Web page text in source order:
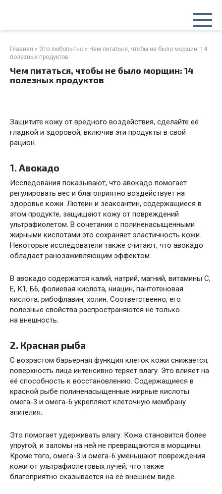
Главная » Это любопытно » Чем питаться, чтобы не было морщин: 14
полезных продуктов
Чем питаться, чтобы не было морщин: 14
полезных продуктов
Защитите кожу от вредного воздействия, сделайте её
гладкой и здоровой, включив эти продукты в свой
рацион.
1. Авокадо
Исследования показывают, что авокадо помогает
регулировать вес и благоприятно воздействует на
здоровье кожи. Лютеин и зеаксантин, содержащиеся в
этом продукте, защищают кожу от повреждений
ультрафиолетом. В сочетании с полиненасыщенными
жирными кислотами это сохраняет эластичность кожи.
Некоторые исследователи также считают, что авокадо
обладает ранозаживляющим эффектом.
В авокадо содержатся калий, натрий, магний, витамины С,
Е, К1, Б6, фолиевая кислота, ниацин, пантотеновая
кислота, рибофлавин, холин. Соответственно, его
полезные свойства распространяются не только
на внешность.
2. Красная рыба
С возрастом барьерная функция клеток кожи снижается,
поверхность лица интенсивно теряет влагу. Это влияет на
её способность к восстановлению. Содержащиеся в
красной рыбе полиненасыщенные жирные кислоты
омега-3 и омега-6 укрепляют клеточную мембрану
эпителия.
Это помогает удерживать влагу. Кожа становится более
упругой, и заломы на ней не превращаются в морщины.
Кроме того, омега-3 и омега-6 уменьшают повреждения
кожи от ультрафиолетовых лучей, что также
благоприятно сказывается на её внешнем виде.